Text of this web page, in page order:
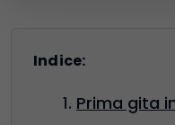
Indice:
Prima gita